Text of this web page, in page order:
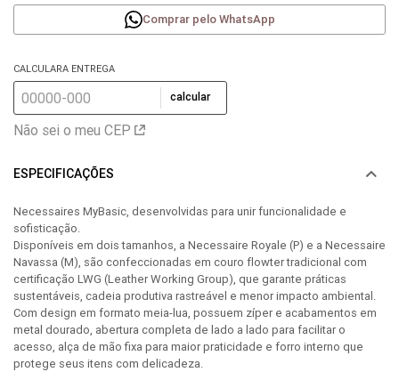
Comprar pelo WhatsApp
CALCULARA ENTREGA
calcular
Não sei o meu CEP
ESPECIFICAÇÕES
Necessaires MyBasic, desenvolvidas para unir funcionalidade e
sofisticação.
Disponíveis em dois tamanhos, a Necessaire Royale (P) e a Necessaire
Navassa (M), são confeccionadas em couro flowter tradicional com
certificação LWG (Leather Working Group), que garante práticas
sustentáveis, cadeia produtiva rastreável e menor impacto ambiental.
Com design em formato meia-lua, possuem zíper e acabamentos em
metal dourado, abertura completa de lado a lado para facilitar o
acesso, alça de mão fixa para maior praticidade e forro interno que
protege seus itens com delicadeza.